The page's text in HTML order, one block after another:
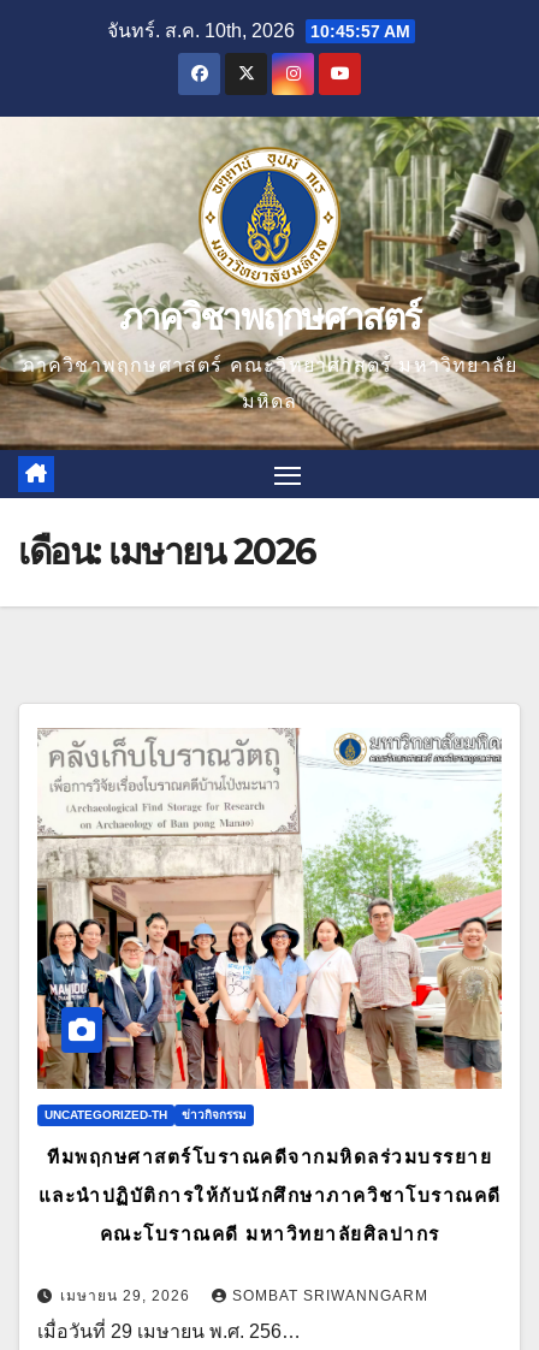
จันทร์. ส.ค. 10th, 2026 10:45:58 AM
ภาควิชาพฤกษศาสตร์
ภาควิชาพฤกษศาสตร์ คณะวิทยาศาสตร์ มหาวิทยาลัย
มหิดล
เดือน: เมษายน 2026
UNCATEGORIZED-TH ข่าวกิจกรรม
ทีมพฤกษศาสตร์โบราณคดีจากมหิดลร่วมบรรยาย
และนำปฏิบัติการให้กับนักศึกษาภาควิชาโบราณคดี
คณะโบราณคดี มหาวิทยาลัยศิลปากร
เมษายน 29, 2026 SOMBAT SRIWANNGARM
เมื่อวันที่ 29 เมษายน พ.ศ. 256…